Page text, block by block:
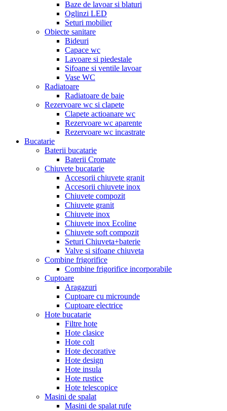
Baze de lavoar si blaturi
Oglinzi LED
Seturi mobilier
Obiecte sanitare
Bideuri
Capace wc
Lavoare si piedestale
Sifoane si ventile lavoar
Vase WC
Radiatoare
Radiatoare de baie
Rezervoare wc si clapete
Clapete actioanare wc
Rezervoare wc aparente
Rezervoare wc incastrate
Bucatarie
Baterii bucatarie
Baterii Cromate
Chiuvete bucatarie
Accesorii chiuvete granit
Accesorii chiuvete inox
Chiuvete compozit
Chiuvete granit
Chiuvete inox
Chiuvete inox Ecoline
Chiuvete soft compozit
Seturi Chiuveta+baterie
Valve si sifoane chiuveta
Combine frigorifice
Combine frigorifice incorporabile
Cuptoare
Aragazuri
Cuptoare cu microunde
Cuptoare electrice
Hote bucatarie
Filtre hote
Hote clasice
Hote colt
Hote decorative
Hote design
Hote insula
Hote rustice
Hote telescopice
Masini de spalat
Masini de spalat rufe